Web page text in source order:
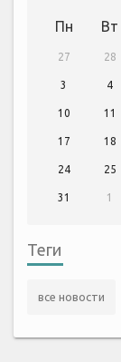
Пн Вт
27 28
3 4
10 11
17 18
24 25
31 1
Теги
все новости